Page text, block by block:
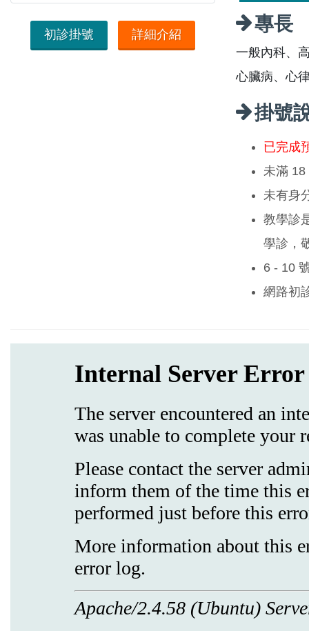
初診掛號 詳細介紹 專長
一般內科、
心臟病、心
掛號
已完成
未滿 18
未有身
教學診
學診，
6 - 10
網路初